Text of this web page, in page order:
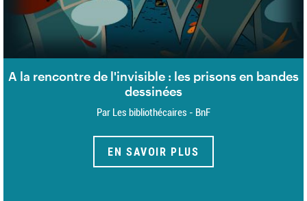
A la rencontre de l'invisible : les prisons en bandes
dessinées
Par Les bibliothécaires - BnF
EN SAVOIR PLUS